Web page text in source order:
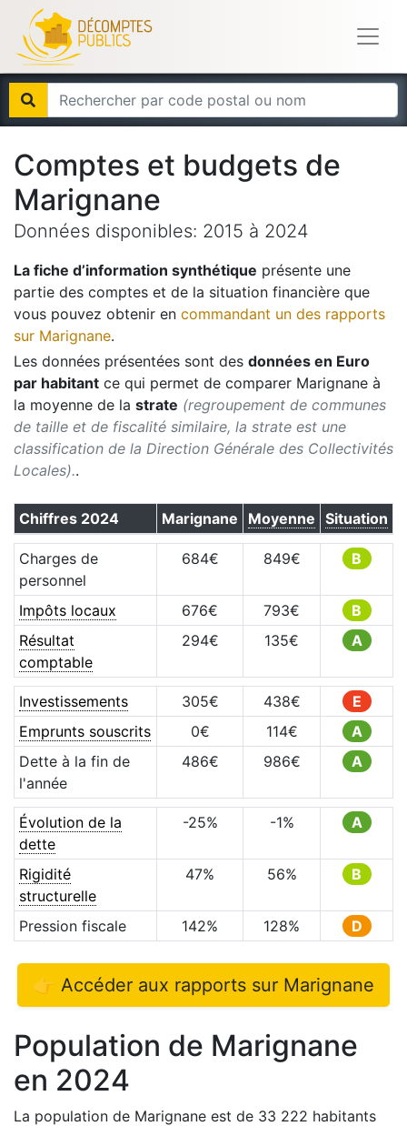
Comptes et budgets de
Marignane
Données disponibles: 2015 à 2024
La fiche d’information synthétique présente une
partie des comptes et de la situation financière que
vous pouvez obtenir en commandant un des rapports
sur Marignane.
Les données présentées sont des données en Euro
par habitant ce qui permet de comparer Marignane à
la moyenne de la strate (regroupement de communes
de taille et de fiscalité similaire, la strate est une
classification de la Direction Générale des Collectivités
Locales)..
Chiffres 2024 Marignane Moyenne Situation
Charges de
personnel
684€ 849€ B
Impôts locaux 676€ 793€
B
Résultat
comptable
294€ 135€ A
Investissements 305€ 438€
E
Emprunts souscrits
0€ 114€
A
Dette à la fin de
l'année
486€ 986€ A
Évolution de la
dette
-25% -1% A
Rigidité
structurelle
47% 56% B
Pression fiscale 142% 128% D
👉 Accéder aux rapports sur Marignane
Population de Marignane
en 2024
La population de Marignane est de 33 222 habitants